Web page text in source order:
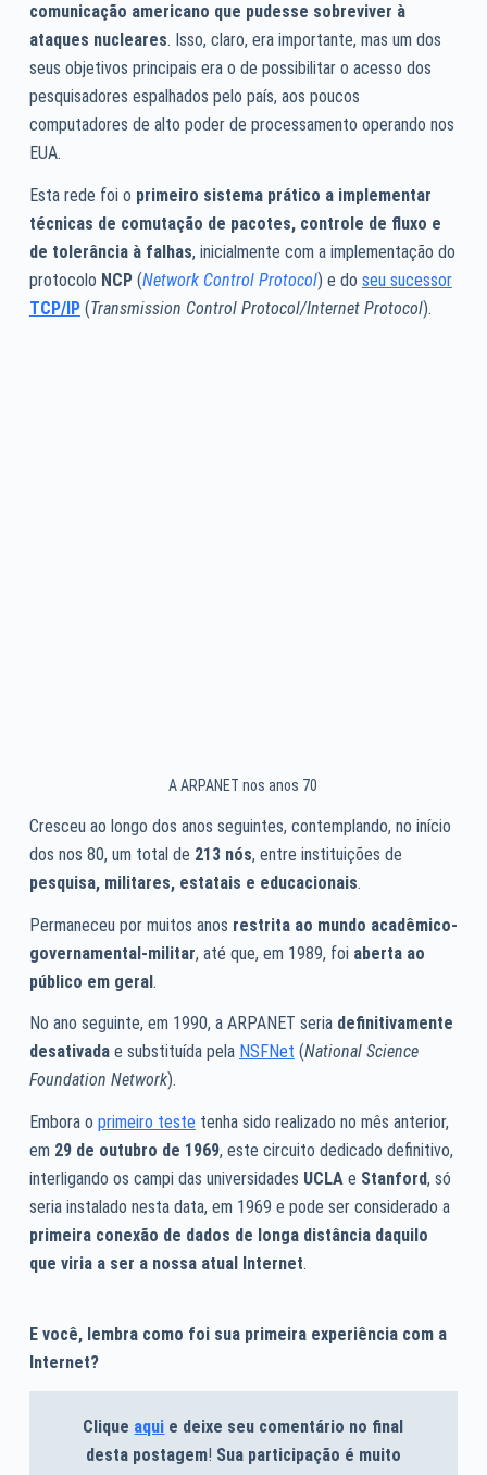
comunicação americano que pudesse sobreviver à
ataques nucleares. Isso, claro, era importante, mas um dos
seus objetivos principais era o de possibilitar o acesso dos
pesquisadores espalhados pelo país, aos poucos
computadores de alto poder de processamento operando nos
EUA.
Esta rede foi o primeiro sistema prático a implementar
técnicas de comutação de pacotes, controle de fluxo e
de tolerância à falhas, inicialmente com a implementação do
protocolo NCP(Network Control Protocol) e do seu sucessor
TCP/IP(Transmission Control Protocol/Internet Protocol).
A ARPANET nos anos 70
Cresceu ao longo dos anos seguintes, contemplando, no início
dos nos 80, um total de 213 nós, entre instituições de
pesquisa, militares, estatais e educacionais.
Permaneceu por muitos anos restrita ao mundo acadêmico-
governamental-militar, até que, em 1989, foi aberta ao
público em geral.
No ano seguinte, em 1990, a ARPANET seria definitivamente
desativadae substituída pela NSFNet (National Science
Foundation Network).
Embora o primeiro teste tenha sido realizado no mês anterior,
em 29 de outubro de 1969, este circuito dedicado definitivo,
interligando os campi das universidades UCLAe Stanford, só
seria instalado nesta data, em 1969 e pode ser considerado a
primeira conexão de dados de longa distância daquilo
que viria a ser a nossa atual Internet.
E você, lembra como foi sua primeira experiência com a
Internet?
Clique aqui e deixe seu comentário no final
desta postagem! Sua participação é muito